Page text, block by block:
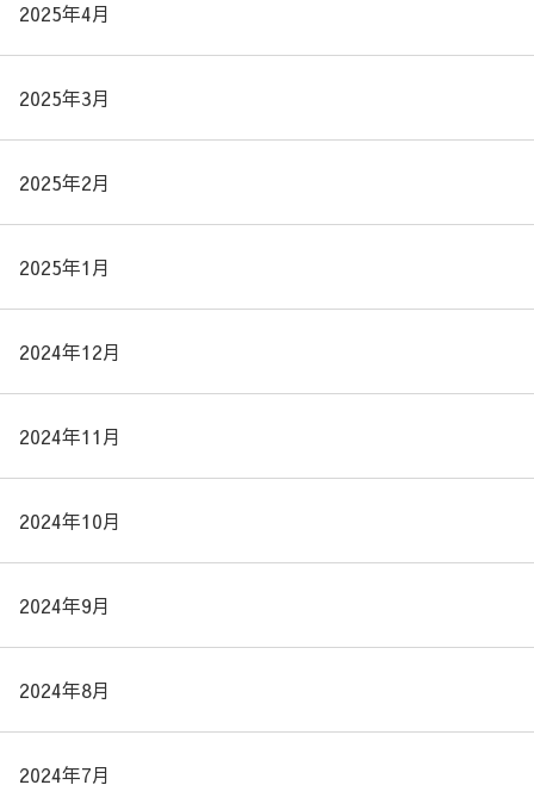
2025年4月
2025年3月
2025年2月
2025年1月
2024年12月
2024年11月
2024年10月
2024年9月
2024年8月
2024年7月